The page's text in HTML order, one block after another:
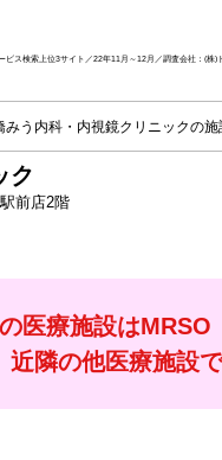
ス検索上位3サイト／22年11月～12月／調査会社：(株)
みう内科・内視鏡クリニックの施
ク
前店2階
医療施設はMRSO
近隣の他医療施設